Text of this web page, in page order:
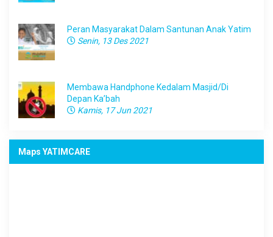
Peran Masyarakat Dalam Santunan Anak Yatim
Senin, 13 Des 2021
Membawa Handphone Kedalam Masjid/Di
Depan Ka’bah
Kamis, 17 Jun 2021
Maps YATIMCARE